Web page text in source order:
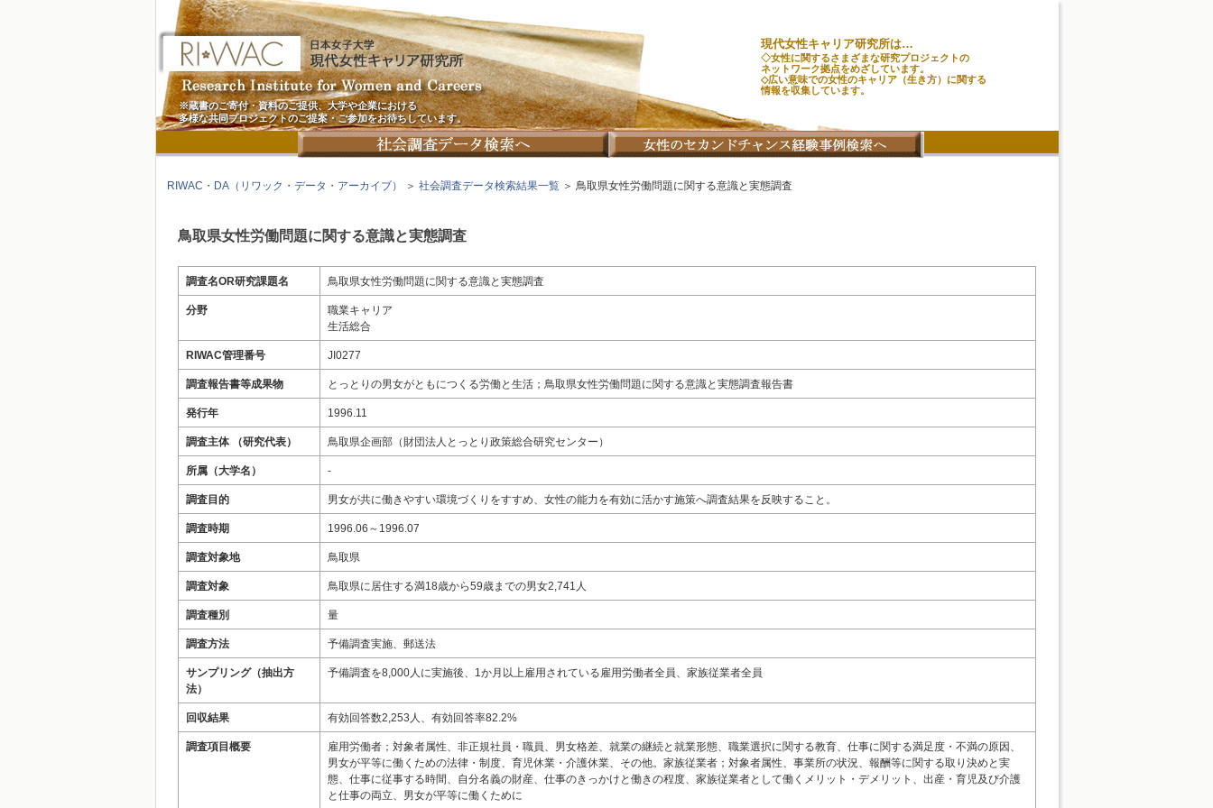
※蔵書のご寄付・資料のご提供、大学や企業における
多様な共同プロジェクトのご提案・ご参加をお待ちしています。
現代女性キャリア研究所は…
◇女性に関するさまざまな研究プロジェクトの
ネットワーク拠点をめざしています。
◇広い意味での女性のキャリア（生き方）に関する
情報を収集しています。
RIWAC・DA（リワック・データ・アーカイブ） ＞ 社会調査データ検索結果一覧＞ 鳥取県女性労働問題に関する意識と実態調査
鳥取県女性労働問題に関する意識と実態調査
調査名OR研究課題名 鳥取県女性労働問題に関する意識と実態調査
分野
職業キャリア
生活総合
RIWAC管理番号 JI0277
調査報告書等成果物 とっとりの男女がともにつくる労働と生活；鳥取県女性労働問題に関する意識と実態調査報告書
発行年 1996.11
調査主体 （研究代表） 鳥取県企画部（財団法人とっとり政策総合研究センター）
所属（大学名） -
調査目的 男女が共に働きやすい環境づくりをすすめ、女性の能力を有効に活かす施策へ調査結果を反映すること。
調査時期 1996.06～1996.07
調査対象地 鳥取県
調査対象 鳥取県に居住する満18歳から59歳までの男女2,741人
調査種別 量
調査方法 予備調査実施、郵送法
サンプリング（抽出方
法）
予備調査を8,000人に実施後、1か月以上雇用されている雇用労働者全員、家族従業者全員
回収結果 有効回答数2,253人、有効回答率82.2%
調査項目概要
雇用労働者；対象者属性、非正規社員・職員、男女格差、就業の継続と就業形態、職業選択に関する教育、仕事に関する満足度・不満の原因、
男女が平等に働くための法律・制度、育児休業・介護休業、その他。家族従業者；対象者属性、事業所の状況、報酬等に関する取り決めと実
態、仕事に従事する時間、自分名義の財産、仕事のきっかけと働きの程度、家族従業者として働くメリット・デメリット、出産・育児及び介護
と仕事の両立、男女が平等に働くために